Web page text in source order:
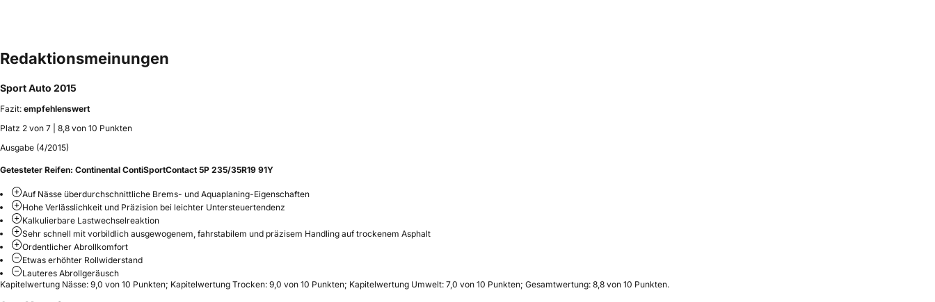
Redaktionsmeinungen
Sport Auto 2015
Fazit: empfehlenswert
Platz 2 von 7 | 8,8 von 10 Punkten
Ausgabe (4/2015)
Getesteter Reifen: Continental ContiSportContact 5P 235/35R19 91Y
Auf Nässe überdurchschnittliche Brems- und Aquaplaning-Eigenschaften
Hohe Verlässlichkeit und Präzision bei leichter Untersteuertendenz
Kalkulierbare Lastwechselreaktion
Sehr schnell mit vorbildlich ausgewogenem, fahrstabilem und präzisem Handling auf trockenem Asphalt
Ordentlicher Abrollkomfort
Etwas erhöhter Rollwiderstand
Lauteres Abrollgeräusch
Kapitelwertung Nässe: 9,0 von 10 Punkten; Kapitelwertung Trocken: 9,0 von 10 Punkten; Kapitelwertung Umwelt: 7,0 von 10 Punkten; Gesamtwertung: 8,8 von 10 Punkten.